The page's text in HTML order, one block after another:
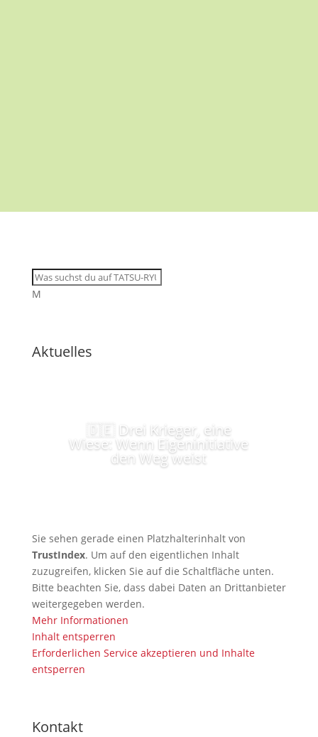
M
Aktuelles
🇩🇪 Drei Krieger, eine
Wiese: Wenn Eigeninitiative
den Weg weist
Sie sehen gerade einen Platzhalterinhalt von
TrustIndex. Um auf den eigentlichen Inhalt
zuzugreifen, klicken Sie auf die Schaltfläche unten.
Bitte beachten Sie, dass dabei Daten an Drittanbieter
weitergegeben werden.
Mehr Informationen
Inhalt entsperren
Erforderlichen Service akzeptieren und Inhalte
entsperren
Kontakt